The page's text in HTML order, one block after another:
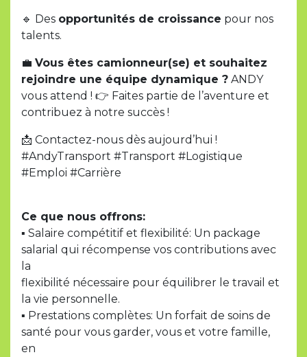
🔹 Des opportunités de croissance pour nos
talents.
💼 Vous êtes camionneur(se) et souhaitez
rejoindre une équipe dynamique ? ANDY
vous attend ! 👉 Faites partie de l’aventure et
contribuez à notre succès !
📩 Contactez-nous dès aujourd’hui !
#AndyTransport #Transport #Logistique
#Emploi #Carrière
Ce que nous offrons:
▪ Salaire compétitif et flexibilité: Un package
salarial qui récompense vos contributions avec
la
flexibilité nécessaire pour équilibrer le travail et
la vie personnelle.
▪ Prestations complètes: Un forfait de soins de
santé pour vous garder, vous et votre famille,
en